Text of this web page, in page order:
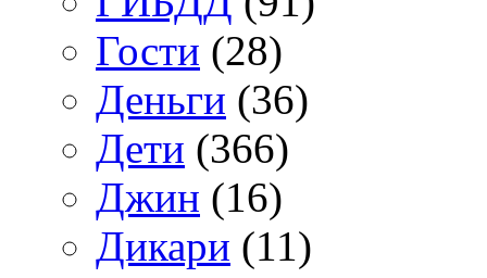
Гости (28)
Деньги (36)
Дети (366)
Джин (16)
Дикари (11)